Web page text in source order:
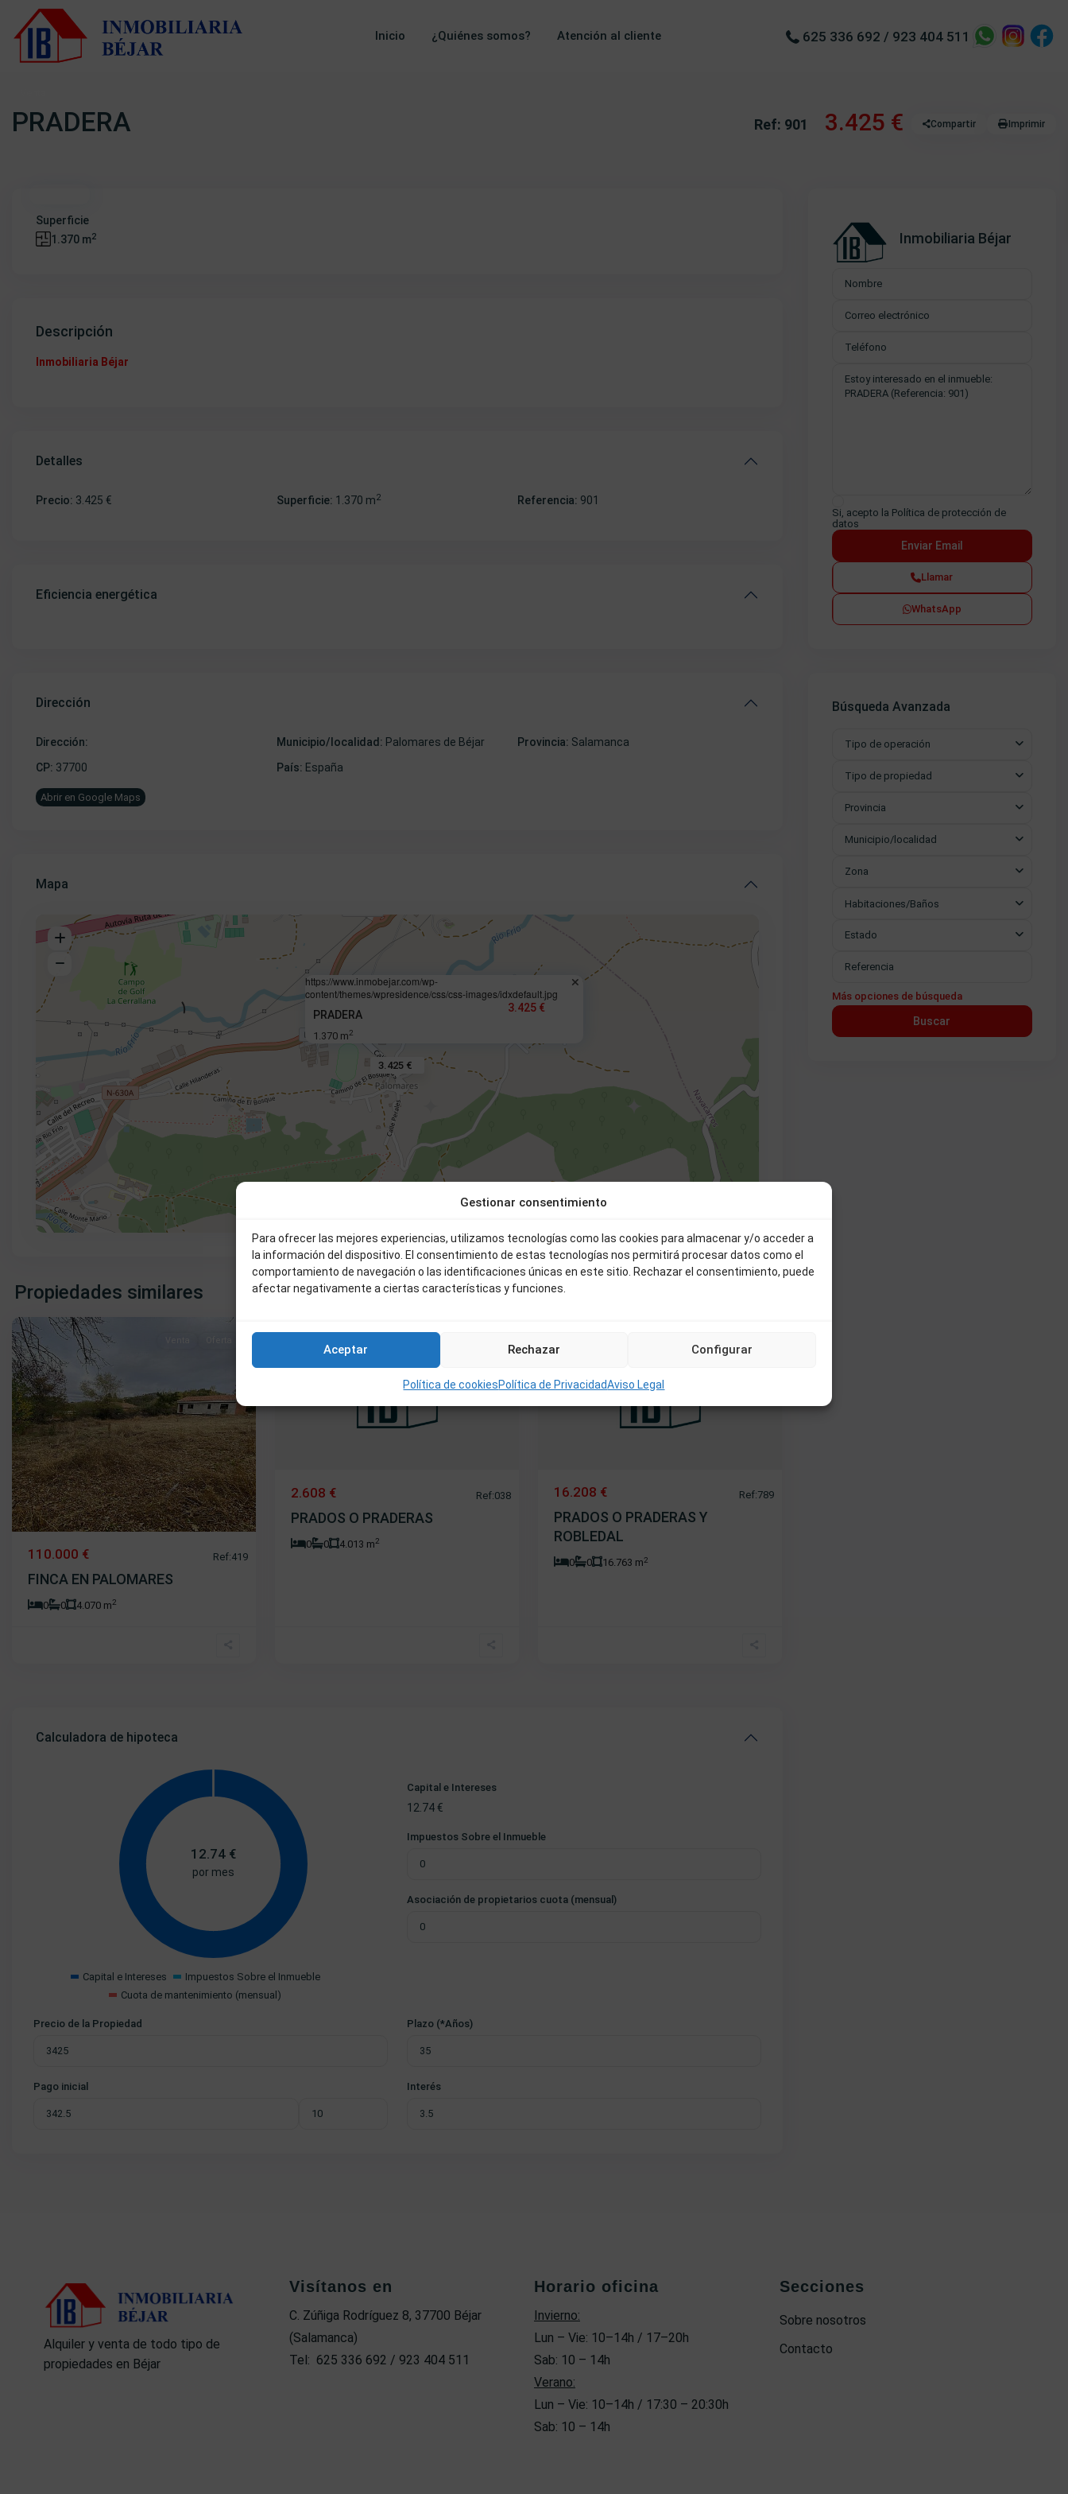
Gestionar consentimiento
Para ofrecer las mejores experiencias, utilizamos tecnologías como las cookies para almacenar y/o acceder a
la información del dispositivo. El consentimiento de estas tecnologías nos permitirá procesar datos como el
comportamiento de navegación o las identificaciones únicas en este sitio. Rechazar el consentimiento, puede
afectar negativamente a ciertas características y funciones.
Aceptar Rechazar Configurar
Política de cookiesPolítica de PrivacidadAviso Legal
Inicio ¿Quiénes somos? Atención al cliente 625 336 692 / 923 404 511
PRADERA Ref: 901 3.425 € Compartir Imprimir
Superficie
1.370 m2
Descripción
Inmobiliaria Béjar
Detalles
Precio: 3.425 € Superficie: 1.370 m2 Referencia: 901
Eficiencia energética
Dirección
Dirección: Municipio/localidad: Palomares de Béjar Provincia: Salamanca
CP: 37700 País: España
Abrir en Google Maps
Mapa
3.425 €
https://www.inmobejar.com/wp-
content/themes/wpresidence/css/css-images/idxdefault.jpg
PRADERA
3.425 €
1.370 m2
Propiedades similares
Béjar
110.000 €
FINCA EN PALOMARES
0 0 4.070 m2
Ref:419
Palomares
de
2.608 €
PRADOS O PRADERAS
0 0 4.013 m2
Ref:038
Palomares
de
16.208 €
PRADOS O PRADERAS Y
ROBLEDAL
0 0 16.763 m2
Ref:789
Calculadora de hipoteca
12.74€
por mes
Capital e Intereses
Impuestos Sobre el Inmueble
Cuota de mantenimiento (mensual)
Capital e Intereses
12.74€
Impuestos Sobre el Inmueble
Asociación de propietarios cuota (mensual)
Precio de la Propiedad
Pago inicial
Plazo (*Años)
Interés
Inmobiliaria Béjar
Si, acepto la Política de protección de
datos
Llamar
WhatsApp
Búsqueda Avanzada
Tipo de operación
Tipo de propiedad
Provincia
Municipio/localidad
Zona
Habitaciones/Baños
Estado
Más opciones de búsqueda
Buscar
Alquiler y venta de todo tipo de
propiedades en Béjar
Visítanos en
C. Zúñiga Rodríguez 8, 37700 Béjar
(Salamanca)
Tel: 625 336 692 / 923 404 511
Horario oficina
Invierno:
Lun – Vie: 10–14h / 17–20h
Sab: 10 – 14h
Verano:
Lun – Vie: 10–14h / 17:30 – 20:30h
Sab: 10 – 14h
Secciones
Sobre nosotros
Contacto